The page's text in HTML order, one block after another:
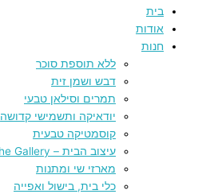
בית
אודות
חנות
ללא תוספת סוכר
דבש ושמן זית
תמרים וסילאן טבעי
יודאיקה ותשמישי קדושה
קוסמטיקה טבעית
עיצוב הבית – The Gallery
מארזי שי ומתנות
כלי בית, בישול ואפייה